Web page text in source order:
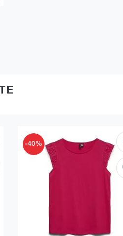
-40%